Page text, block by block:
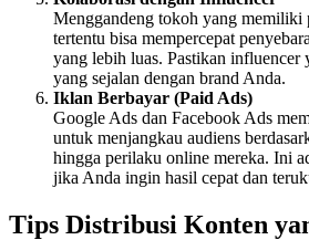
Menggandeng tokoh yang memiliki
tertentu bisa mempercepat
yang lebih luas. Pastikan
yang sejalan dengan brand Anda.
Iklan Berbayar (Paid Ads)
Google Ads dan Facebook Ads
untuk menjangkau audiens
hingga perilaku online mereka. Ini
jika Anda ingin hasil cepat dan
Tips Distribusi Konten